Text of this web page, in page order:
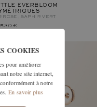
EVERBLOOM
ROSE, SAPHIR VERT
€
COOKIES
pour améliorer
notre site internet,
à notre
En savoir plus